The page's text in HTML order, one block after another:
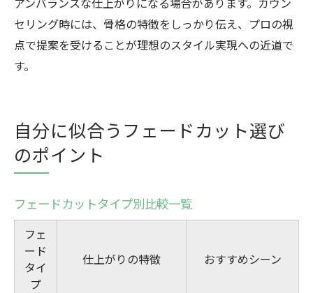
セリング時には、骨格の特徴をしっかり伝え、プロの視
点で提案を受けることが理想のスタイル実現への近道で
す。
自分に似合うフェードカット選び
のポイント
フェードカットタイプ別比較一覧
フェ
ード
タイ
プ
仕上がりの特徴 おすすめシーン